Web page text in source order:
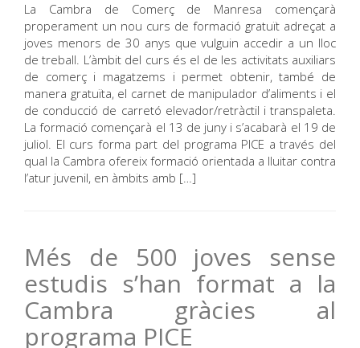
La Cambra de Comerç de Manresa començarà
properament un nou curs de formació gratuït adreçat a
joves menors de 30 anys que vulguin accedir a un lloc
de treball. L’àmbit del curs és el de les activitats auxiliars
de comerç i magatzems i permet obtenir, també de
manera gratuïta, el carnet de manipulador d’aliments i el
de conducció de carretó elevador/retràctil i transpaleta.
La formació començarà el 13 de juny i s’acabarà el 19 de
juliol. El curs forma part del programa PICE a través del
qual la Cambra ofereix formació orientada a lluitar contra
l’atur juvenil, en àmbits amb […]
Més de 500 joves sense
estudis s’han format a la
Cambra gràcies al
programa PICE